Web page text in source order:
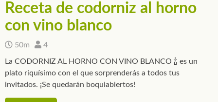
Receta de codorniz al horno
con vino blanco
50m 4
La CODORNIZ AL HORNO CON VINO BLANCO 🍾 es un
plato riquísimo con el que sorprenderás a todos tus
invitados. ¡Se quedarán boquiabiertos!